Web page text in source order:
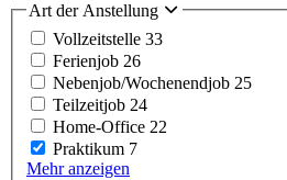
Art der Anstellung
Vollzeitstelle 33
Ferienjob 26
Nebenjob/Wochenendjob 25
Teilzeitjob 24
Home-Office 22
Praktikum 7
Mehr anzeigen